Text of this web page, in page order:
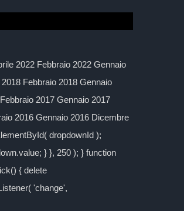
2022 Febbraio 2022 Gennaio
Febbraio 2018 Gennaio
2017 Gennaio 2017
2016 Gennaio 2016 Dicembre
dropdownId );
} }, 250 ); } function
{ delete
'change',